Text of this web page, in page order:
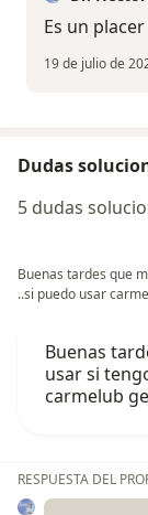
Es un
19 de julio de
Dudas
5 dudas
Buenas tardes que
..si puedo usar
Buenas
usar si
carmelub
RESPUESTA DEL